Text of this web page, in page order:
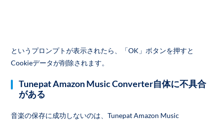
というプロンプトが表示されたら、「OK」ボタンを押すと
Cookieデータが削除されます。
Tunepat Amazon Music Converter自体に不具合
がある
音楽の保存に成功しないのは、Tunepat Amazon Music